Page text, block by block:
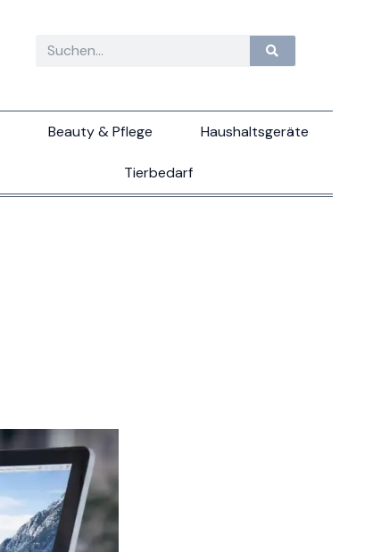
Beauty & Pflege Haushaltsgeräte
Tierbedarf